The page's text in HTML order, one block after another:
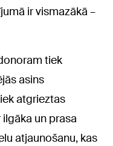
ir vismazākā –
tiek
asins
atgrieztas
un prasa
atjaunošanu, kas